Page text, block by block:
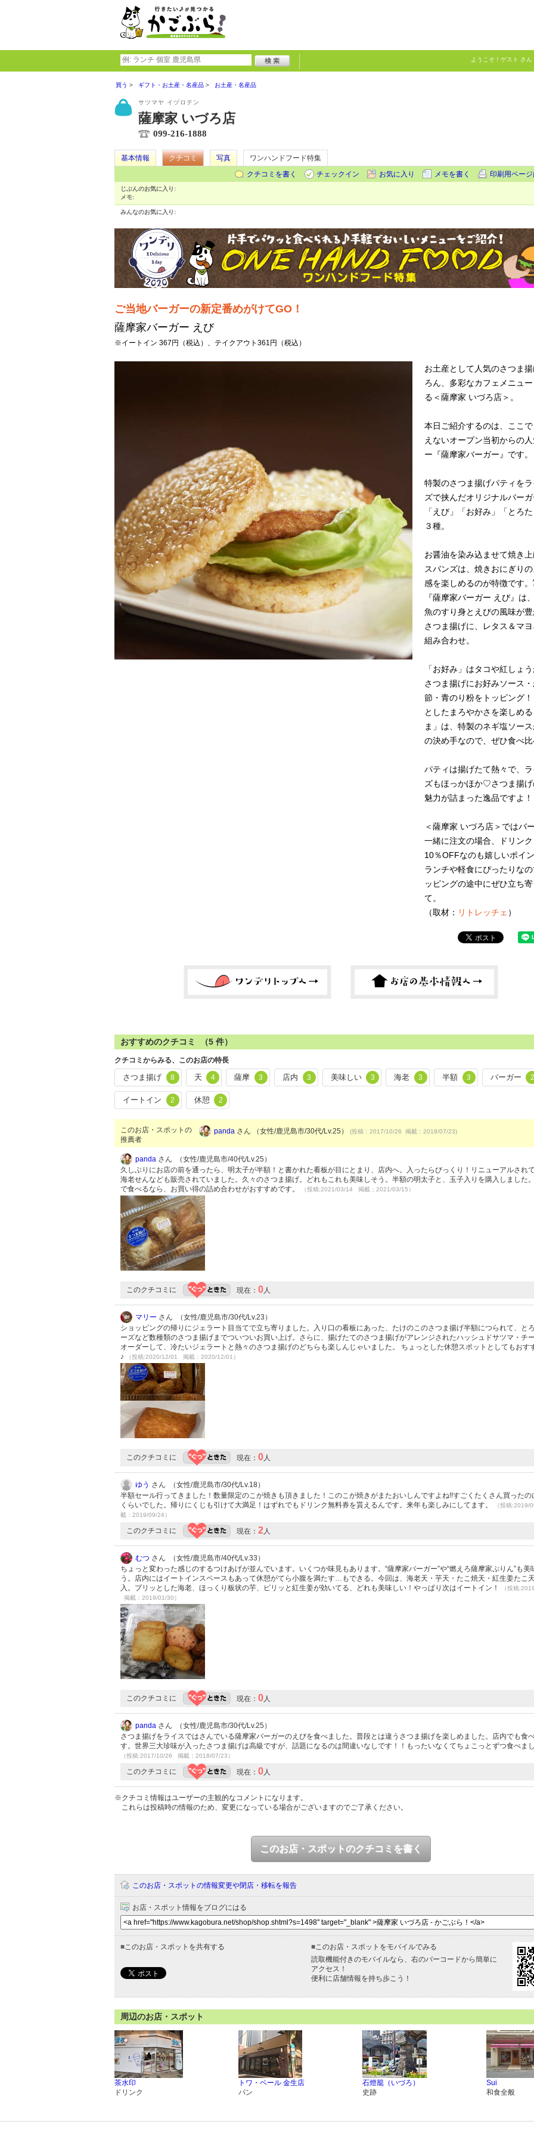
ようこそ！ ゲスト さん
買う ギフト・お土産・名産品 お土産・名産品
サツマヤ イヅロテン
薩摩家 いづろ店
099-216-1888
基本情報 クチコミ 写真
ワンハンドフード特集
クチコミを書く
チェックイン お気に入り メモを書く 印刷用ページ
じぶんのお気に入り:
メモ:
みんなのお気に入り:
ご当地バーガーの新定番めがけてGO！
薩摩家バーガー えび
※イートイン 367円（税込）、テイクアウト361円（税込）
お土産として人気のさつま
ろん、多彩なカフェメニュ
る＜薩摩家 いづろ店＞。
本日ご紹介するのは、ここ
えないオープン当初からの人
ー『薩摩家バーガー』です。
特製のさつま揚げパティを
ズで挟んだオリジナルバーガ
「えび」「お好み」「とろ
３種。
お醤油を染み込ませて焼き
スバンズは、焼きおにぎり
感を楽しめるのが特徴です
『薩摩家バーガー えび』は
魚のすり身とえびの風味が
さつま揚げに、レタス＆マ
組み合わせ。
「お好み」はタコや紅しょ
さつま揚げにお好みソース
節・青のり粉をトッピング！
としたまろやかさを楽しめ
ま」は、特製のネギ塩ソー
の決め手なので、ぜひ食べ比
パティは揚げたて熱々で、
ズもほっかほか♡さつま揚
魅力が詰まった逸品ですよ！
＜薩摩家 いづろ店＞ではバ
一緒に注文の場合、ドリンク
10％OFFなのも嬉しいポイ
ランチや軽食にぴったりなの
ッピングの途中にぜひ立ち
て。
（取材： リトレッチェ ）
おすすめのクチコミ （5 件）
クチコミからみる、このお店の特長
さつま揚げ 8 天 4 薩摩 3 店内 3 美味しい 3 海老 3 半額 3 バーガー 2
イートイン 2 休憩 2
このお店・スポットの
推薦者
panda さん （女性/鹿児島市/30代/Lv.25） (投稿：2017/10/26 掲載：2018/07/23)
panda さん （女性/鹿児島市/40代/Lv.25）
久しぶりにお店の前を通ったら、明太子が半額！と書かれた看板が目にとまり、店内へ。入ったらびっくり！リニューアルされて
海老せんなども販売されていました。久々のさつま揚げ。どれもこれも美味しそう。半額の明太子と、玉子入りを購入しました
で食べるなら、お買い得の詰め合わせがおすすめです。
（投稿:2021/03/14 掲載：2021/03/15）
このクチコミに 現在： 0人
マリー さん （女性/鹿児島市/30代/Lv.23）
ショッピングの帰りにジェラート目当てで立ち寄りました。入り口の看板にあった、たけのこのさつま揚げ半額につられて、と
ーズなど数種類のさつま揚げまでついついお買い上げ。さらに、揚げたてのさつま揚げがアレンジされたハッシュドサツマ・チ
オーダーして、冷たいジェラートと熱々のさつま揚げのどちらも楽しんじゃいました。 ちょっとした休憩スポットとしてもおす
♪
（投稿:2020/12/01 掲載：2020/12/01）
このクチコミに 現在： 0人
ゆう さん （女性/鹿児島市/30代/Lv.18）
半額セール行ってきました！数量限定のこが焼きも頂きました！このこが焼きがまたおいしんですよね!!すごくたくさん買ったの
くらいでした。帰りにくじも引けて大満足！はずれでもドリンク無料券を貰えるんです。来年も楽しみにしてます。
（投稿
載：2019/09/24）
このクチコミに 現在： 2人
むつ さん （女性/鹿児島市/40代/Lv.33）
ちょっと変わった感じのするつけあげが並んでいます。いくつか味見もあります。“薩摩家バーガー”や“燃えろ薩摩家ぷりん”も美
う。店内にはイートインスペースもあって休憩がてら小腹を満たす…もできる。今回は、海老天・芋天・たこ焼天・紅生姜たこ
入。プリッとした海老、ほっくり板状の芋、ピリッと紅生姜が効いてる、どれも美味しい！やっぱり次はイートイン！
（投稿
掲載：2019/01/30）
このクチコミに 現在： 0人
panda さん （女性/鹿児島市/30代/Lv.25）
さつま揚げをライスではさんでいる薩摩家バーガーのえびを食べました。普段とは違うさつま揚げを楽しめました。店内でも食
す。世界三大珍味が入ったさつま揚げは高級ですが、話題になるのは間違いなしです！！もったいなくてちょこっとずつ食べまし
（投稿:2017/10/26 掲載：2018/07/23）
このクチコミに 現在： 0人
※クチコミ情報はユーザーの主観的なコメントになります。
これらは投稿時の情報のため、変更になっている場合がございますのでご了承ください。
このお店・スポットのクチコミを書く
このお店・スポットの情報変更や閉店・移転を報告
お店・スポット情報をブログにはる
■このお店・スポットを共有する ■このお店・スポットをモバイルでみる
読取機能付きのモバイルなら、右のバーコードから簡単に
アクセス！
便利に店舗情報を持ち歩こう！
周辺のお店・スポット
茶水印
ドリンク
トワ・ベール 金生店
パン
石燈籠（いづろ）
史跡
Sui
和食全般